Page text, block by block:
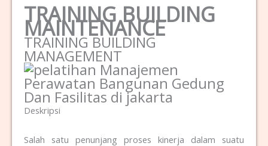
TRAINING BUILDING
MAINTENANCE
TRAINING BUILDING
MANAGEMENT
Deskripsi
Salah satu penunjang proses kinerja dalam suatu